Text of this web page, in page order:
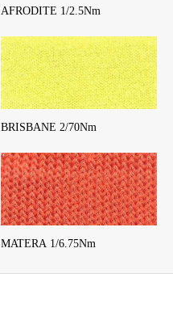
AFRODITE 1/2.5Nm
BRISBANE 2/70Nm
MATERA 1/6.75Nm